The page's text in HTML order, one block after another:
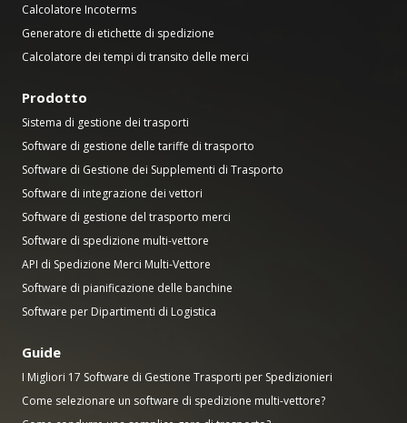
Calcolatore Incoterms
Generatore di etichette di spedizione
Calcolatore dei tempi di transito delle merci
Prodotto
Sistema di gestione dei trasporti
Software di gestione delle tariffe di trasporto
Software di Gestione dei Supplementi di Trasporto
Software di integrazione dei vettori
Software di gestione del trasporto merci
Software di spedizione multi-vettore
API di Spedizione Merci Multi-Vettore
Software di pianificazione delle banchine
Software per Dipartimenti di Logistica
Guide
I Migliori 17 Software di Gestione Trasporti per Spedizionieri
Come selezionare un software di spedizione multi-vettore?